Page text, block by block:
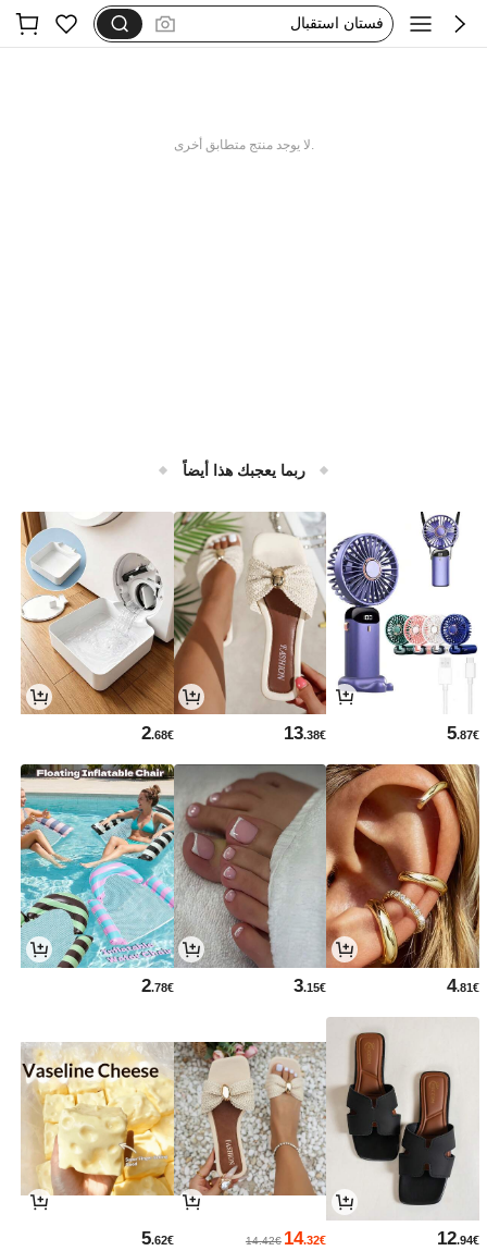
طقم كاجوال
.لا يوجد منتج متطابق أخرى
ربما يعجبك هذا أيضاً
5.87€
13.38€
2.68€
4.81€
3.15€
2.78€
12.94€
14.32€
14.42€
5.62€